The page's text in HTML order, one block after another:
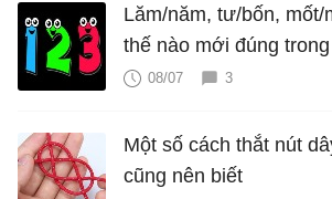
Lăm/năm, tư/bốn,
thế nào mới đúng
nhiên?
08/07 3
Một số cách thắt nút
cũng nên biết